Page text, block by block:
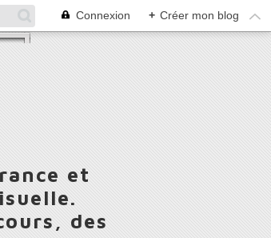
Connexion + Créer mon blog
et
des